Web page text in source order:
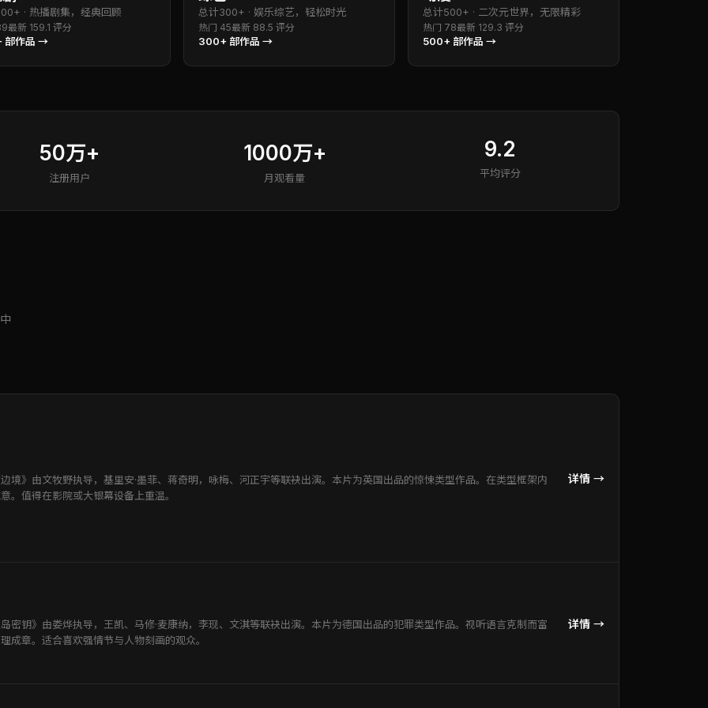
· 热播剧集，经典回顾
最新 159.1 评分
部作品 →
总计300+ · 娱乐综艺，轻松时光
热门 45最新 88.5 评分
300+ 部作品 →
总计500+ · 二次元世界，无限精彩
热门 78最新 129.3 评分
500+ 部作品 →
50万+
注册用户
1000万+
月观看量
9.2
平均评分
境》由文牧野执导，基里安·墨菲、蒋奇明，咏梅、河正宇等联袂出演。本片为英国出品的惊悚类型作品。在类型框架内
。值得在影院或大银幕设备上重温。
详情 →
密钥》由娄烨执导，王凯、马修·麦康纳，李现、文淇等联袂出演。本片为德国出品的犯罪类型作品。视听语言克制而富
成章。适合喜欢强情节与人物刻画的观众。
详情 →